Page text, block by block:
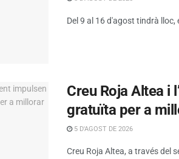
Del 9 al 16 d'agost tindrà lloc,
Creu Roja Altea i
gratuïta per a
5 D'AGOST DE 2026
Creu Roja Altea, a través del